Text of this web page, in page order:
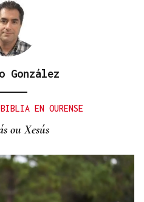
la NBA, visita Ourense
González
EN OURENSE
ou Xesús